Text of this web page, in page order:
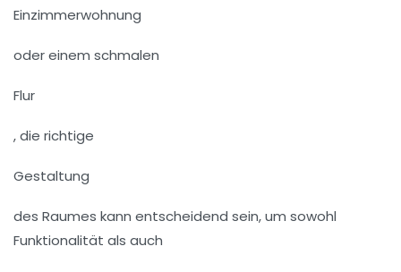
Einzimmerwohnung
oder einem schmalen
Flur
, die richtige
Gestaltung
des Raumes kann entscheidend sein, um sowohl
Funktionalität als auch